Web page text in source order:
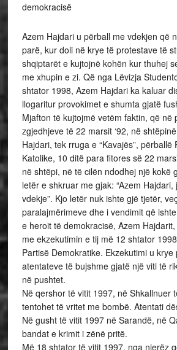
demokracisë
Azem Hajdari u përball me vdekjen që
parë, kur doli në krye të protestave të
shqiptarët e kujtojnë kohën kur thuhej
me xhupin e zi. Që nga Lëvizja
shtator 1998, Azem Hajdari ka kaluar
llogaritur provokimet e shumta gjatë
Mjafton të kujtojmë vetëm faktin, që në
zgjedhjeve të 22 marsit ‘92, në
Hajdari, tek rruga e “Kavajës”, përballë
Katolike, 10 ditë para fitores së 22
në shtëpi, në të cilën ndodhej një kokë
letër e shkruar me gjak: “Azem
vdekje”. Kjo letër nuk ishte gjë tjetër,
paralajmërimeve dhe i vendimit që
e heroit të demokracisë, Azem
me ekzekutimin e tij më 12 shtator
Partisë Demokratike. Ekzekutimi u krye
atentateve të bujshme gjatë një viti të
në pushtet.
Në qershor të vitit 1997, në Shkallnuer
tentohet të vritet me bombë. Atentati
Në gusht të vitit 1997 në Sarandë, në
bandat e krimit i zënë pritë.
Më 18 shtator të vitit 1997, nga njerëz